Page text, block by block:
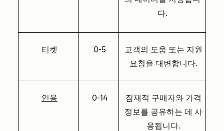
다.
티켓 0-5
고객의 도움 또는 지원
요청을 대변합니다.
인용 0-14
잠재적 구매자와 가격
정보를 공유하는 데 사
용됩니다.